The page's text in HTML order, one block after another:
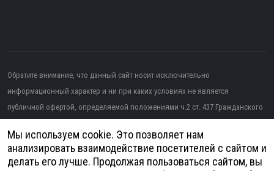
Обратите внимание, что данный сайт носит исключительно
информационный характер и ни при каких условиях не является
публичной офертой, определяемой положениями ч.2 ст. 437 Гражданского
Изображение от topntp26на Freepik
Политика конфиденциальности
Мы используем cookie. Это позволяет нам
анализировать взаимодействие посетителей с сайтом и
делать его лучше. Продолжая пользоваться сайтом, вы